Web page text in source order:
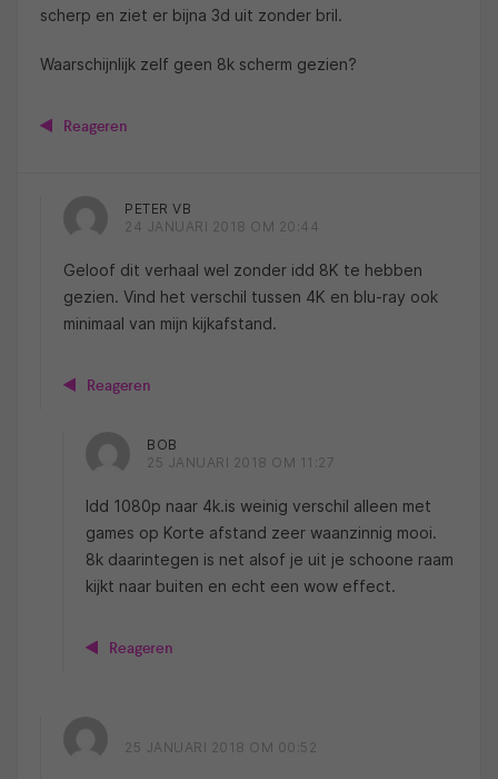
scherp en ziet er bijna 3d uit zonder bril.
Waarschijnlijk zelf geen 8k scherm gezien?
Reageren
PETER VB
24 JANUARI 2018 OM 20:44
Geloof dit verhaal wel zonder idd 8K te hebben
gezien. Vind het verschil tussen 4K en blu-ray ook
minimaal van mijn kijkafstand.
Reageren
BOB
25 JANUARI 2018 OM 11:27
Idd 1080p naar 4k.is weinig verschil alleen met
games op Korte afstand zeer waanzinnig mooi.
8k daarintegen is net alsof je uit je schoone raam
kijkt naar buiten en echt een wow effect.
Reageren
25 JANUARI 2018 OM 00:52